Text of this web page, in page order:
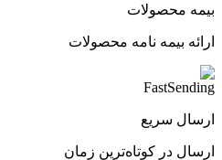
بیمه محصولات
ارائه بیمه نامه محصولات
ارسال سریع
ارسال در کوتاه‌ترین زمان